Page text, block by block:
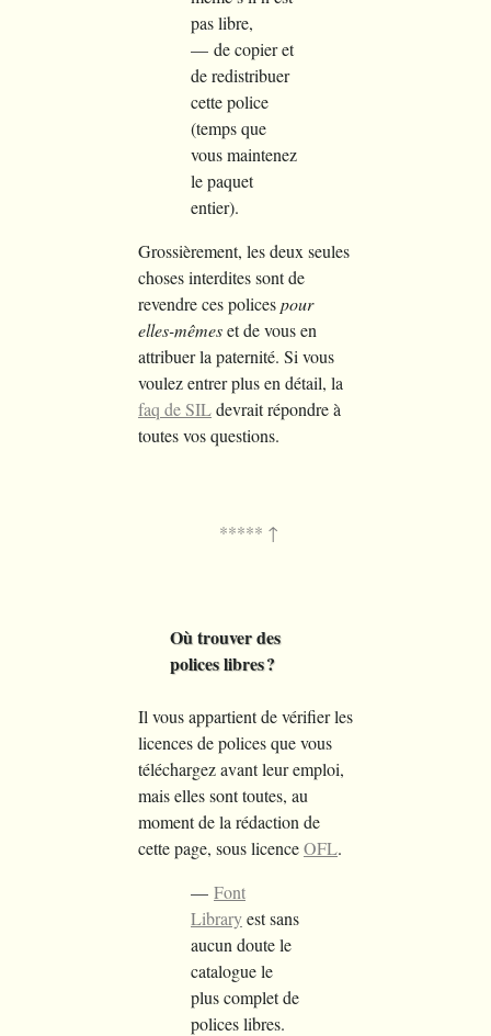
pas libre,
de copier et
de redistribuer
cette police
(temps que
vous maintenez
le paquet
entier).
Grossièrement, les deux seules
choses interdites sont de
revendre ces policespour
elles-mêmeset de vous en
attribuer la paternité. Si vous
voulez entrer plus en détail, la
faq de SILdevrait répondre à
toutes vos questions.
Où trouver des
polices libres ?
Il vous appartient de vérifier les
licences de polices que vous
téléchargez avant leur emploi,
mais elles sont toutes, au
moment de la rédaction de
cette page, sous licenceOFL.
Font
Libraryest sans
aucun doute le
catalogue le
plus complet de
polices libres.